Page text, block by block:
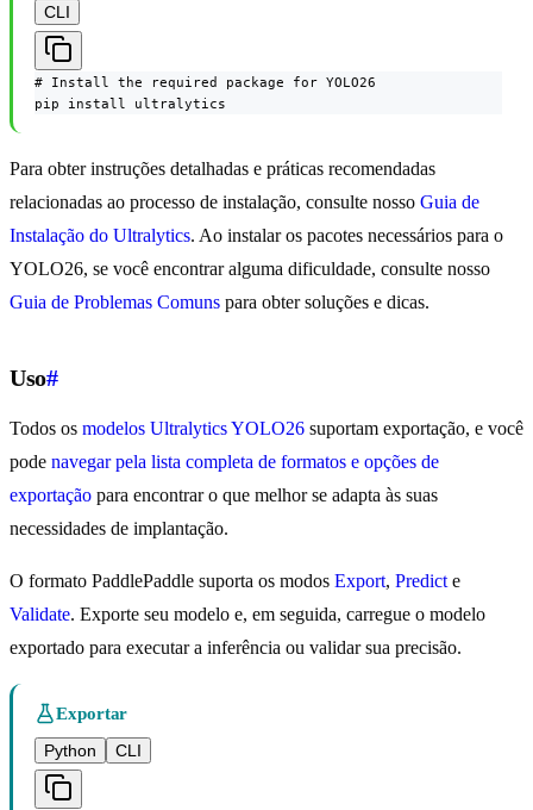
CLI
# Install the required package for YOLO26
pip install ultralytics
Para obter instruções detalhadas e práticas recomendadas
relacionadas ao processo de instalação, consulte nosso Guia de
Instalação do Ultralytics. Ao instalar os pacotes necessários para o
YOLO26, se você encontrar alguma dificuldade, consulte nosso
Guia de Problemas Comuns para obter soluções e dicas.
Uso#
Todos os modelos Ultralytics YOLO26 suportam exportação, e você
pode navegar pela lista completa de formatos e opções de
exportação para encontrar o que melhor se adapta às suas
necessidades de implantação.
O formato PaddlePaddle suporta os modos Export, Predict e
Validate. Exporte seu modelo e, em seguida, carregue o modelo
exportado para executar a inferência ou validar sua precisão.
Exportar
Python
CLI